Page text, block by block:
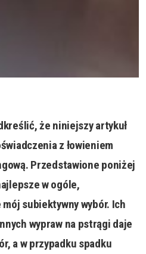
że niniejszy artykuł
z łowieniem
Przedstawione poniżej
w ogóle,
subiektywny wybór. Ich
wypraw na pstrągi daje
a w przypadku spadku